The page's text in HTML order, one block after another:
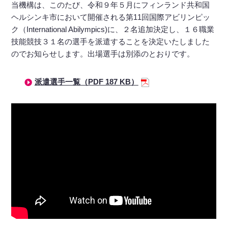
当機構は、このたび、令和９年５月にフィンランド共和国
ヘルシンキ市において開催される第11回国際アビリンピッ
ク（International Abilympics)に、２名追加決定し、１６職業
技能競技３１名の選手を派遣することを決定いたしました
のでお知らせします。出場選手は別添のとおりです。
派遣選手一覧（PDF 187 KB）